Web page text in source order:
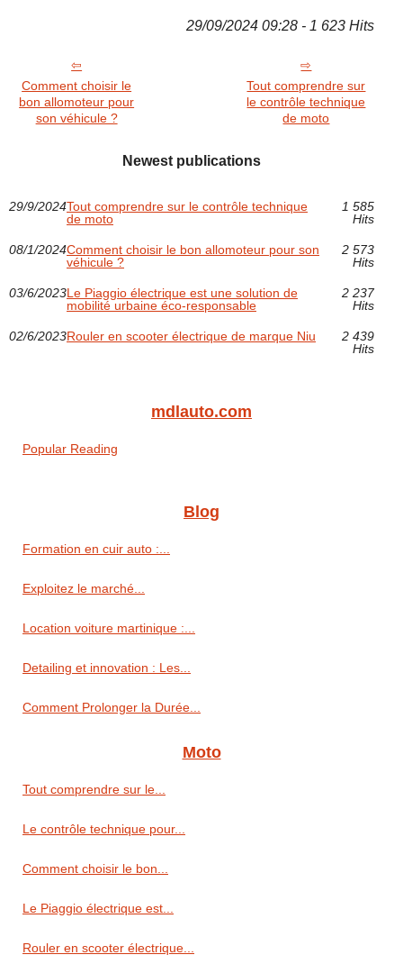
29/09/2024 09:28 - 1 623 Hits
Comment choisir le
bon allomoteur pour
son véhicule ?
Tout comprendre sur
le contrôle technique
de moto
Newest publications
29/9/2024Tout comprendre sur le contrôle technique
de moto
1 585
Hits
08/1/2024Comment choisir le bon allomoteur pour son
véhicule ?
2 573
Hits
03/6/2023Le Piaggio électrique est une solution de
mobilité urbaine éco-responsable
2 237
Hits
02/6/2023Rouler en scooter électrique de marque Niu
2 439
Hits
mdlauto.com
Popular Reading
Blog
Formation en cuir auto :...
Exploitez le marché...
Location voiture martinique :...
Detailing et innovation : Les...
Comment Prolonger la Durée...
Moto
Tout comprendre sur le...
Le contrôle technique pour...
Comment choisir le bon...
Le Piaggio électrique est...
Rouler en scooter électrique...